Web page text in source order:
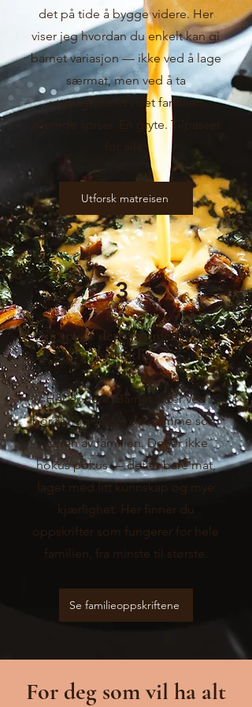
det på tide å bygge videre. Her
viser jeg hvordan du enkelt kan gi
barnet variasjon — ikke ved å lage
særmat, men ved å ta
utgangspunkt i det familien
allerede spiser. Én gryte. Tilpasset
Utforsk matreisen
3
Nå spiser dere sammen — på
ordentlig.
Her er dere. Barnet sitter ved
bordet og spiser det samme som
resten av familien. Det er ikke
hokus pokus — det er bare mat,
laget med litt kunnskap og mye
kjærlighet. Her finner du
oppskrifter som fungerer for hele
familien, fra minste til største.
Se familieoppskriftene
For deg som vil ha alt